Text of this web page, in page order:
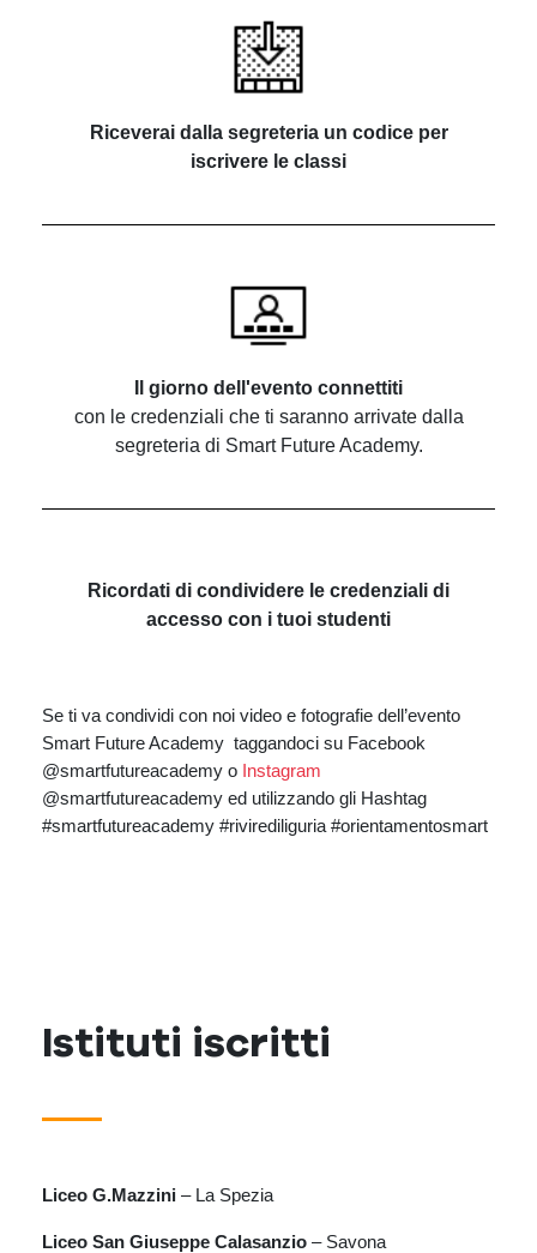
Riceverai dalla segreteria un codice per
iscrivere le classi
Il giorno dell'evento connettiti
con le credenziali che ti saranno arrivate dalla
segreteria di Smart Future Academy.
Ricordati di condividere le credenziali di
accesso con i tuoi studenti
Se ti va condividi con noi video e fotografie dell’evento
Smart Future Academy taggandoci su Facebook
@smartfutureacademy o Instagram
@smartfutureacademy ed utilizzando gli Hashtag
#smartfutureacademy #rivirediliguria #orientamentosmart
Istituti iscritti
Liceo G.Mazzini – La Spezia
Liceo San Giuseppe Calasanzio – Savona